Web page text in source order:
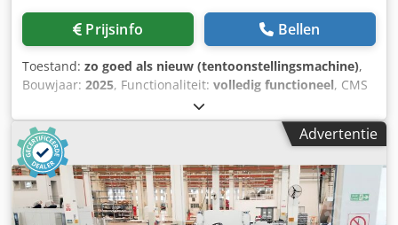
Prijsinfo Bellen
Toestand: zo goed als nieuw (tentoonstellingsmachine),
Bouwjaar: 2025, Functionaliteit: volledig functioneel, CMS
AURA Cedpfxswd Ihqj Actsha Automatisch verticaal
droogzoomsysteem Naadproces met in totaal 8
slijpschijven met directe afzuiging Maximaal.
verwerkingshoogte 2.700 mm Bewerkbare glasdikte: 4-22
mm Maximaal. glaslengte: 3.100 / 4.500 mm Stand-alone of
geïntegreerd in de ISO-lijn Zeer eenvoudig in gebruik en
vrijwel onderhoudsvrij
Advertentie